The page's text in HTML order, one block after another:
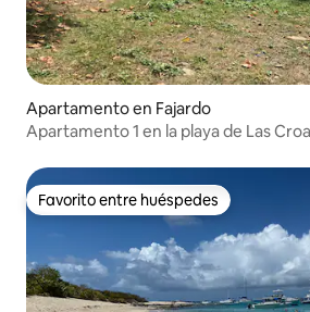
Apartamento en Fajardo
Apartamento 1 en la playa de Las
Favorito entre huéspedes
Favorito entre huéspedes